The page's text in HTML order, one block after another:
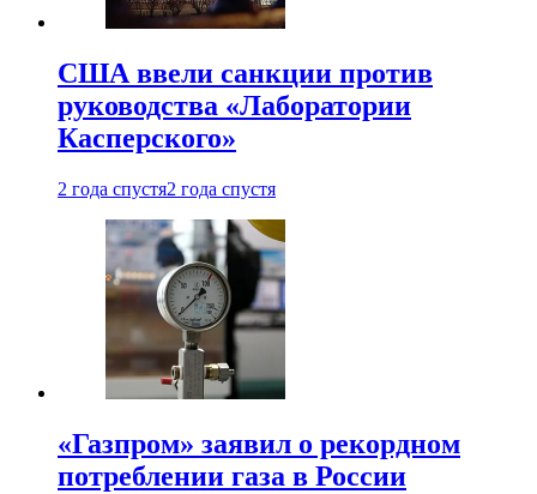
США ввели санкции против
руководства «Лаборатории
Касперского»
2 года спустя2 года спустя
«Газпром» заявил о рекордном
потреблении газа в России